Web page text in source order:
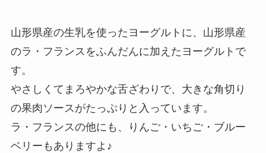
山形県産の生乳を使ったヨーグルトに、山形県産
のラ・フランスをふんだんに加えたヨーグルトで
す。
やさしくてまろやかな舌ざわりで、大きな角切り
の果肉ソースがたっぷりと入っています。
ラ・フランスの他にも、りんご・いちご・ブルー
ベリーもありますよ♪